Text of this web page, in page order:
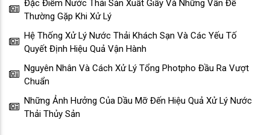
Đặc Điểm Nước Thải Sản Xuất Giấy Và Những Vấn Đề
Thường Gặp Khi Xử Lý
Hệ Thống Xử Lý Nước Thải Khách Sạn Và Các Yếu Tố
Quyết Định Hiệu Quả Vận Hành
Nguyên Nhân Và Cách Xử Lý Tổng Photpho Đầu Ra Vượt
Chuẩn
Những Ảnh Hưởng Của Dầu Mỡ Đến Hiệu Quả Xử Lý Nước
Thải Thủy Sản